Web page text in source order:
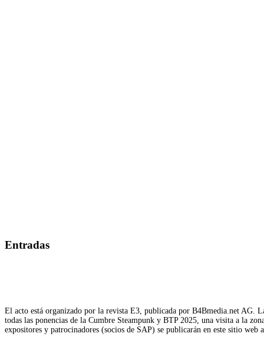
Entradas
El acto está organizado por la revista E3, publicada por B4Bmedia.net AG.
todas las ponencias de la Cumbre Steampunk y BTP 2025, una visita a la
expositores y patrocinadores (socios de SAP) se publicarán en este sitio web